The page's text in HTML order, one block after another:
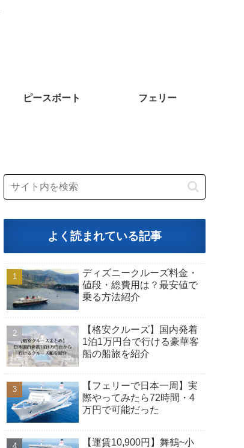
ピースボート フェリー
よく読まれている記事
ディズニークルーズ料金・
値段・総費用は？最安値で
乗る方法紹介
【格安クルーズ】国内発着
1泊1万円台で行ける豪華客
船の船旅を紹介
【フェリーで日本一周】実
際やってみたら72時間・4
万円で可能だった
【運賃10,900円】舞鶴~小